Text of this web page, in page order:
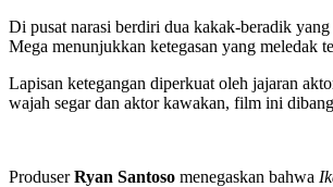
Di pusat narasi berdiri dua kakak-beradik
Mega menunjukkan ketegasan yang meledak
Lapisan ketegangan diperkuat oleh jajaran
wajah segar dan aktor kawakan, film ini
ProduserRyan Santoso menegaskan bahwa